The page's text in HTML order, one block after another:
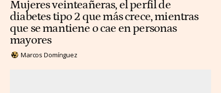
Mujeres veinteañeras, el perfil de
diabetes tipo 2 que más crece, mientras
que se mantiene o cae en personas
mayores
Marcos Domínguez